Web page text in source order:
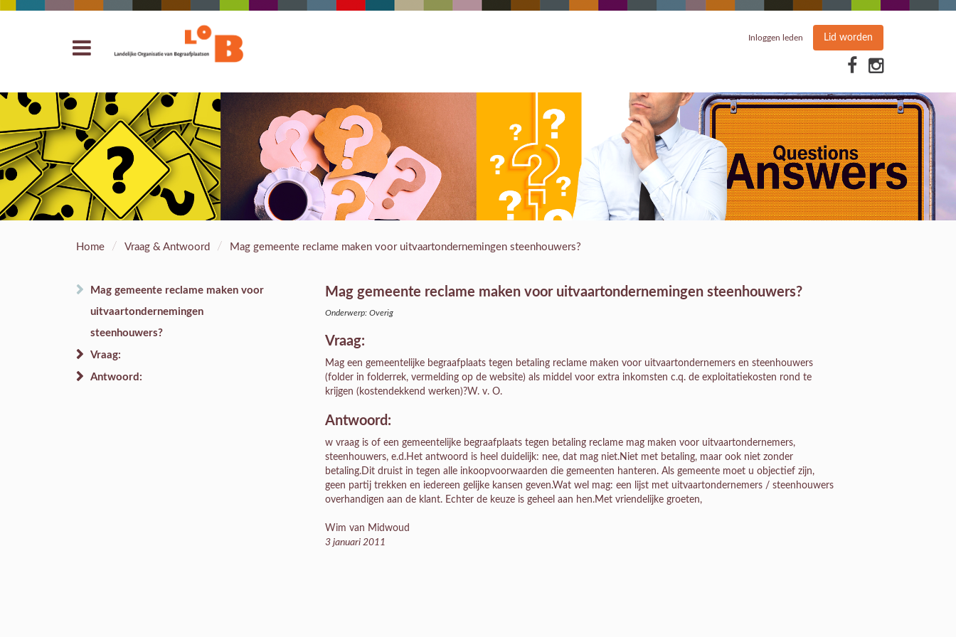
Inloggen leden Lid worden
Home / Vraag & Antwoord / Mag gemeente reclame maken voor uitvaartondernemingen steenhouwers?
Mag gemeente reclame maken voor
uitvaartondernemingen
steenhouwers?
Vraag:
Antwoord:
Mag gemeente reclame maken voor uitvaartondernemingen steenhouwers?
Onderwerp: Overig
Vraag:
Mag een gemeentelijke begraafplaats tegen betaling reclame maken voor uitvaartondernemers en steenhouwers
(folder in folderrek, vermelding op de website) als middel voor extra inkomsten c.q. de exploitatiekosten rond te
krijgen (kostendekkend werken)?W. v. O.
Antwoord:
w vraag is of een gemeentelijke begraafplaats tegen betaling reclame mag maken voor uitvaartondernemers,
steenhouwers, e.d.Het antwoord is heel duidelijk: nee, dat mag niet.Niet met betaling, maar ook niet zonder
betaling.Dit druist in tegen alle inkoopvoorwaarden die gemeenten hanteren. Als gemeente moet u objectief zijn,
geen partij trekken en iedereen gelijke kansen geven.Wat wel mag: een lijst met uitvaartondernemers / steenhouwers
overhandigen aan de klant. Echter de keuze is geheel aan hen.Met vriendelijke groeten,
Wim van Midwoud
3 januari 2011